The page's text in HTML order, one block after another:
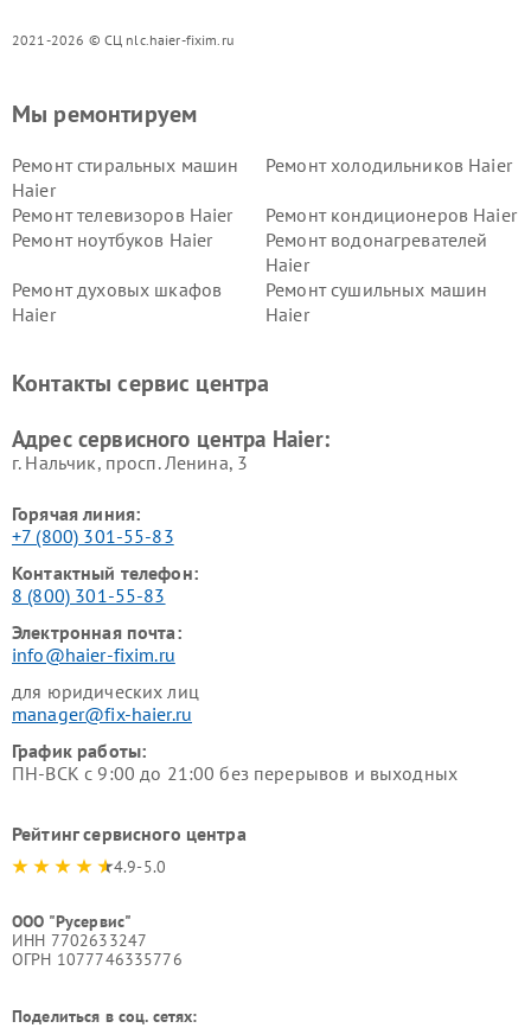
2021-2026 © СЦ nlc.haier-fixim.ru
Мы ремонтируем
Ремонт стиральных машин
Haier
Ремонт холодильников Haier
Ремонт телевизоров Haier
Ремонт кондиционеров Haier
Ремонт ноутбуков Haier
Ремонт водонагревателей
Haier
Ремонт духовых шкафов
Haier
Ремонт сушильных машин
Haier
Ремонт роботов-пылесосов
Ремонт посудомоечных
Контакты сервис центра
Адрес сервисного центра Haier:
г. Нальчик, просп. Ленина, 3
Горячая линия:
+7 (800) 301-55-83
Контактный телефон:
8 (800) 301-55-83
Электронная почта:
info@haier-fixim.ru
для юридических лиц
manager@fix-haier.ru
График работы:
ПН-ВСК с 9:00 до 21:00 без перерывов и выходных
Рейтинг сервисного центра
4.9-5.0
ООО "Русервис"
ИНН 7702633247
ОГРН 1077746335776
Поделиться в соц. сетях: